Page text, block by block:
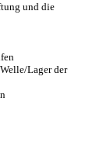
und die
Lager der